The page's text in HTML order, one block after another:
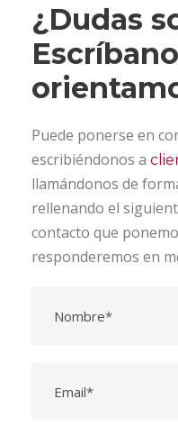
¿Dudas
Puede ponerse en
escribiéndonos a
llamándonos de
rellenando el
contacto que
responderemos en